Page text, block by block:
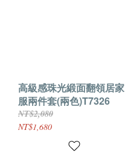
高級感珠光緞面翻領居家
服兩件套(兩色)T7326
NT$2,080
NT$1,680